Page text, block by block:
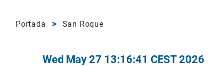
Portada San Roque
Wed May 27 13:16:41 CEST 2026